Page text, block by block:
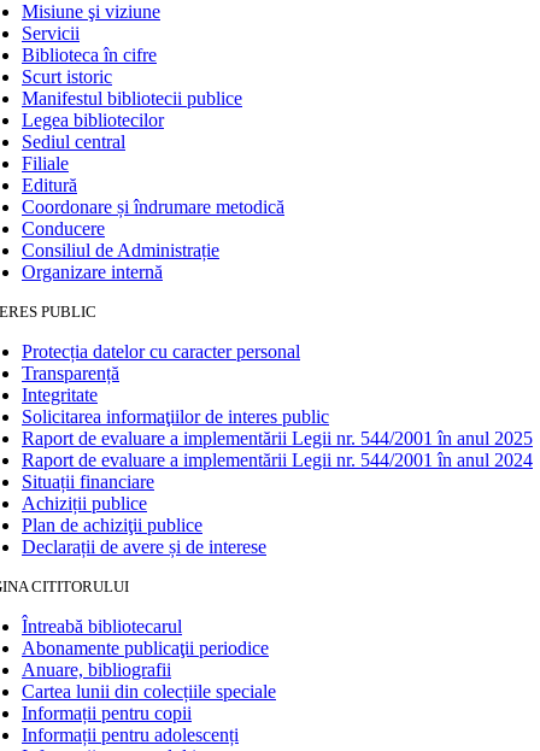
Misiune şi viziune
Servicii
Biblioteca în cifre
Scurt istoric
Manifestul bibliotecii publice
Legea bibliotecilor
Sediul central
Filiale
Editură
Coordonare și îndrumare metodică
Conducere
Consiliul de Administrație
Organizare internă
PUBLIC
Protecția datelor cu caracter personal
Transparență
Integritate
Solicitarea informaţiilor de interes public
Raport de evaluare a implementării Legii nr. 544/2001 în anul 2025
Raport de evaluare a implementării Legii nr. 544/2001 în anul 2024
Situații financiare
Achiziții publice
Plan de achiziţii publice
Declarații de avere și de interese
CITITORULUI
Întreabă bibliotecarul
Abonamente publicaţii periodice
Anuare, bibliografii
Cartea lunii din colecțiile speciale
Informații pentru copii
Informații pentru adolescenți